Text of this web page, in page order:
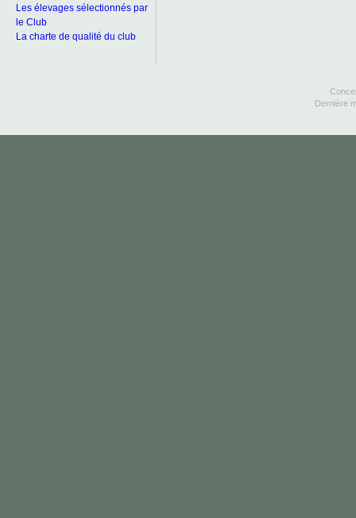
Les élevages sélectionnés par
le Club
La charte de qualité du club
Dernière